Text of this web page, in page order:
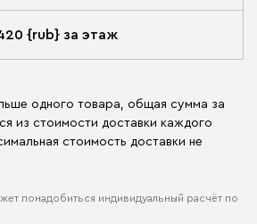
{rub} за этаж
одного товара, общая сумма за
из стоимости доставки каждого
стоимость доставки не
понадобиться индивидуальный расчёт по